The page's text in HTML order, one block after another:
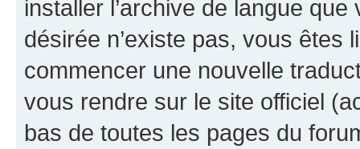
installer l’archive de langue
désirée n’existe pas, vous êtes
commencer une nouvelle
vous rendre sur le site officiel
bas de toutes les pages du